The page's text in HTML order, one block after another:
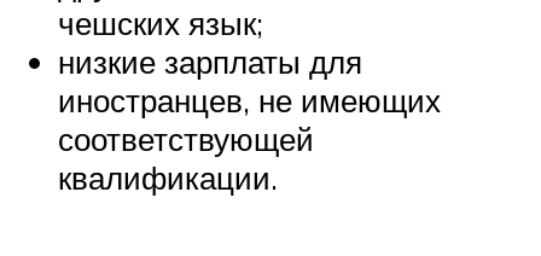
чешских язык;
низкие зарплаты для
иностранцев, не имеющих
соответствующей
квалификации.